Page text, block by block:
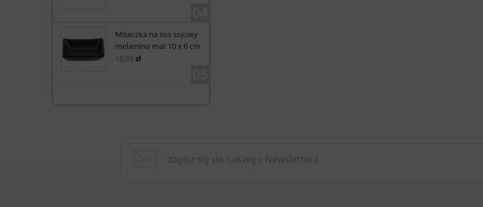
Miseczka na sos sojowy
melamina mat 10 x 6 cm
18,99zł